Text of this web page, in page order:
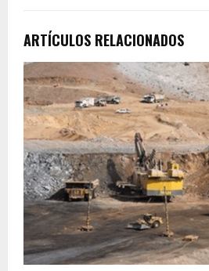
ARTÍCULOS RELACIONADOS